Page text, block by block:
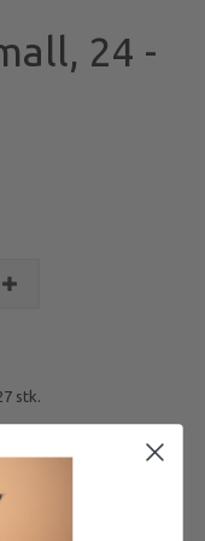
24 -
stk.